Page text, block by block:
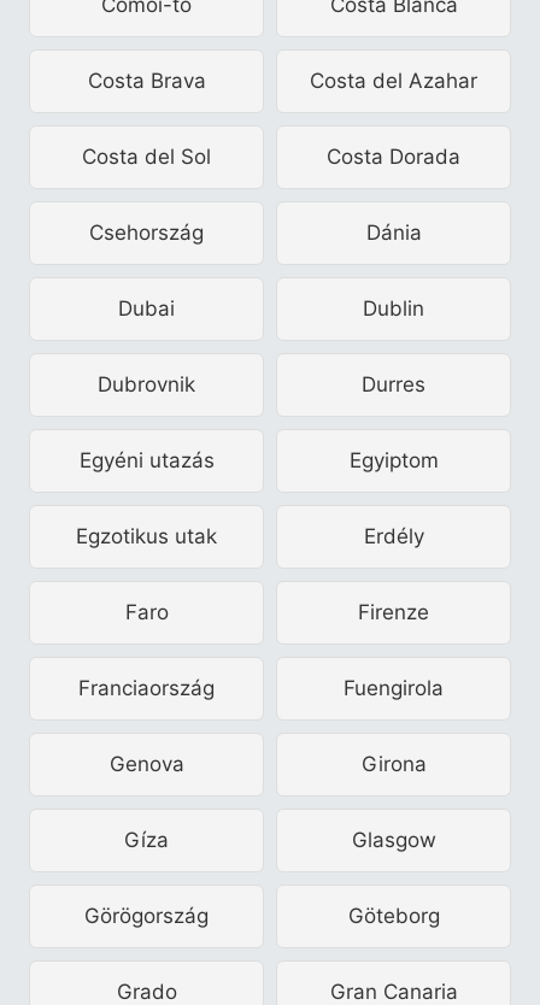
Costa Brava Costa del Azahar
Costa del Sol Costa Dorada
Csehország Dánia
Dubai Dublin
Dubrovnik Durres
Egyéni utazás Egyiptom
Egzotikus utak Erdély
Faro Firenze
Franciaország Fuengirola
Genova Girona
Gíza Glasgow
Görögország Göteborg
Grado Gran Canaria